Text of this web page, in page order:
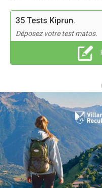
35 Tests Kiprun.
Déposez votre test matos.